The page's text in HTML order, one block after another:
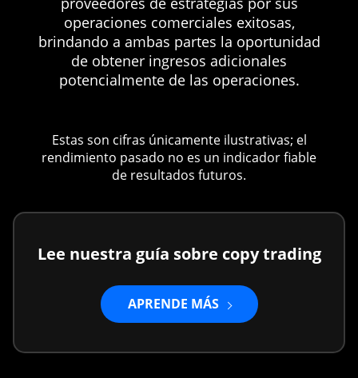
operaciones comerciales exitosas,
brindando a ambas partes la oportunidad
de obtener ingresos adicionales
potencialmente de las operaciones.
Estas son cifras únicamente ilustrativas; el
rendimiento pasado no es un indicador fiable
de resultados futuros.
Lee nuestra guía sobre copy trading
APRENDE MÁS